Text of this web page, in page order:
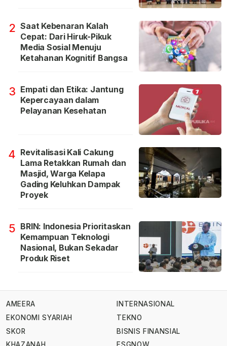
2 Saat Kebenaran Kalah
Cepat: Dari Hiruk-Pikuk
Media Sosial Menuju
Ketahanan Kognitif Bangsa
3 Empati dan Etika: Jantung
Kepercayaan dalam
Pelayanan Kesehatan
4 Revitalisasi Kali Cakung
Lama Retakkan Rumah dan
Masjid, Warga Kelapa
Gading Keluhkan Dampak
Proyek
5 BRIN: Indonesia Prioritaskan
Kemampuan Teknologi
Nasional, Bukan Sekadar
Produk Riset
AMEERA
EKONOMI SYARIAH
SKOR
INTERNASIONAL
TEKNO
BISNIS FINANSIAL